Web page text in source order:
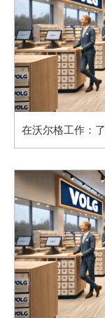
在沃尔格工作：